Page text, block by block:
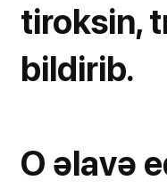
tiroksin,
bildirib.
O əlavə